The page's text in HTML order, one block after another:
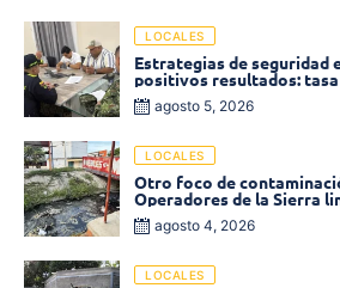
LOCALES
Estrategias de seguridad
positivos resultados:
disminuyó un 58% en 2026
agosto 5, 2026
LOCALES
Otro foco de
Operadores de la Sierra
de la calle 19 con carrera 11
agosto 4, 2026
LOCALES